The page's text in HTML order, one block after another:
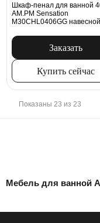
Шкаф-пенал для ванной
AM.PM Sensation
M30CHL0406GG навесной
Заказать
Купить сейчас
Показаны 23 из 23
Мебель для ванной